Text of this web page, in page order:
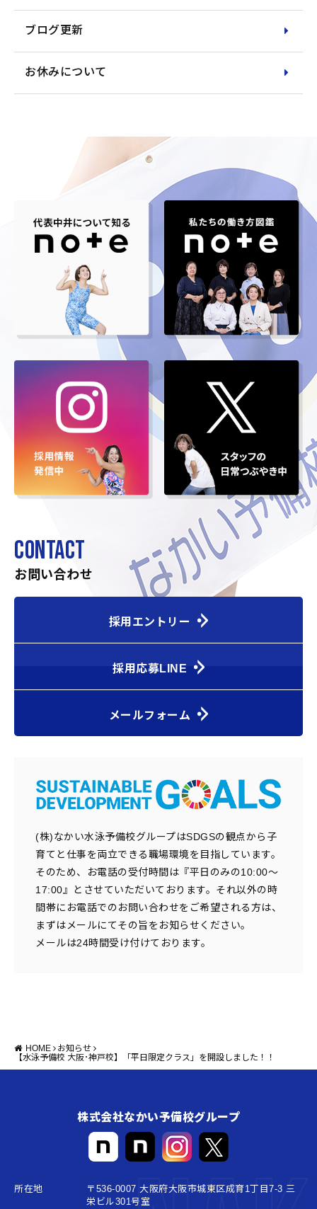
ブログ更新
お休みについて
CONTACT
お問い合わせ
採用エントリー
採用応募LINE
メールフォーム
(株)なかい水泳予備校グループはSDGSの観点から子
育てと仕事を両立できる職場環境を目指しています。
そのため、お電話の受付時間は『平日のみの10:00～
17:00』とさせていただいております。それ以外の時
間帯にお電話でのお問い合わせをご希望される方は、
まずはメールにてその旨をお知らせください。
メールは24時間受け付けております。
HOME
お知らせ
【水泳予備校 大阪･神戸校】「平日限定クラス」を開設しました！！
株式会社なかい予備校グループ
所在地
〒536-0007 大阪府大阪市城東区成育1丁目7-3 三
栄ビル301号室